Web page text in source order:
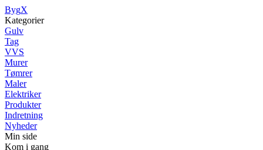
BygX
Kategorier
Gulv
Tag
VVS
Murer
Tømrer
Maler
Elektriker
Produkter
Indretning
Nyheder
Min side
Kom i gang